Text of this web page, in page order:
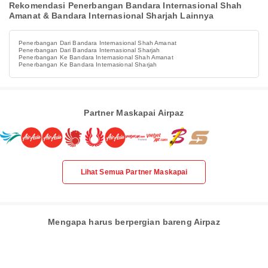
Rekomendasi Penerbangan Bandara Internasional Shah
Amanat & Bandara Internasional Sharjah Lainnya
Penerbangan Dari Bandara Internasional Shah Amanat
Penerbangan Dari Bandara Internasional Sharjah
Penerbangan Ke Bandara Internasional Shah Amanat
Penerbangan Ke Bandara Internasional Sharjah
Partner Maskapai Airpaz
Lihat Semua Partner Maskapai
Mengapa harus berpergian bareng Airpaz